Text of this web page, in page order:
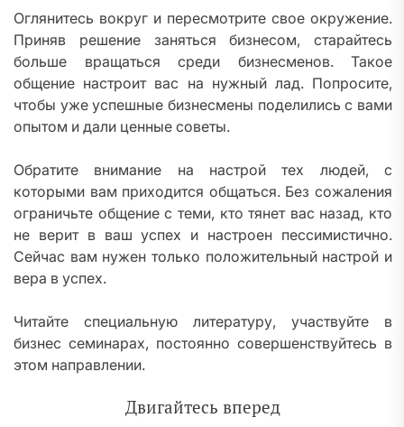
Оглянитесь вокруг и пересмотрите свое окружение.
Приняв решение заняться бизнесом, старайтесь
больше вращаться среди бизнесменов. Такое
общение настроит вас на нужный лад. Попросите,
чтобы уже успешные бизнесмены поделились с вами
опытом и дали ценные советы.
Обратите внимание на настрой тех людей, с
которыми вам приходится общаться. Без сожаления
ограничьте общение с теми, кто тянет вас назад, кто
не верит в ваш успех и настроен пессимистично.
Сейчас вам нужен только положительный настрой и
вера в успех.
Читайте специальную литературу, участвуйте в
бизнес семинарах, постоянно совершенствуйтесь в
этом направлении.
Двигайтесь вперед